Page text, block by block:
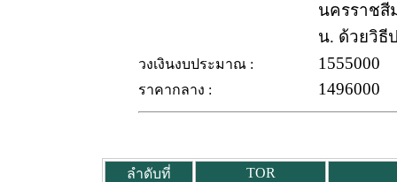
นครราชสี
น. ด้วยวิธี
วงเงินงบประมาณ : 1555000
ราคากลาง : 1496000
ลำดับที่
TOR